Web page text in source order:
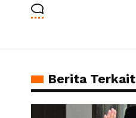
Berita Terkait